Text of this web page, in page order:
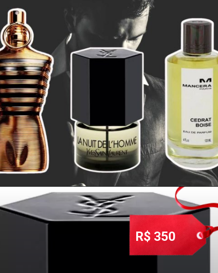
R$ 350